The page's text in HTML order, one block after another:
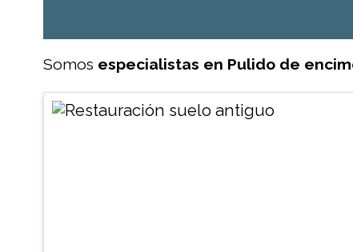
Somos especialistas en Pulido de